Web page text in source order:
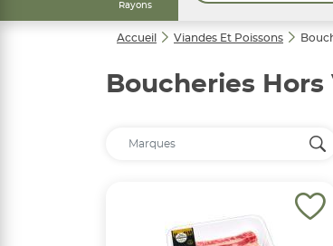
Rayons
Accueil Viandes Et Poissons
Boucheries Hors